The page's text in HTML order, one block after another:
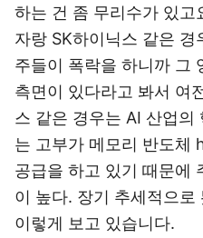
하는 건 좀 무리수가 있고
자랑 SK하이닉스 같은 경
주들이 폭락을 하니까 그
측면이 있다라고 봐서 여
스 같은 경우는 AI 산업의
는 고부가 메모리 반도체
공급을 하고 있기 때문에
이 높다. 장기 추세적으
이렇게 보고 있습니다.